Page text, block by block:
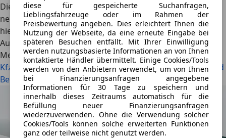
diese für gespeicherte Suchanfragen,
Lieblingsfahrzeuge oder im Rahmen der
Preisbewertung angeben. Dies erleichtert Ihnen die
Nutzung der Webseite, da eine erneute Eingabe bei
späteren Besuchen entfällt. Mit Ihrer Einwilligung
werden nutzungsbasierte Informationen an von Ihnen
kontaktierte Händler übermittelt. Einige Cookies/Tools
werden von den Anbietern verwendet, um von Ihnen
bei Finanzierungsanfragen angegebene
Informationen für 30 Tage zu speichern und
innerhalb dieses Zeitraums automatisch für die
Befüllung neuer Finanzierungsanfragen
wiederzuverwenden. Ohne die Verwendung solcher
Cookies/Tools können solche erweiterten Funktionen
ganz oder teilweise nicht genutzt werden.
Die Kfz-Steuer 2025 bringt wichtige Änderungen. Von
neuen CO₂-Grenzwerten bis zur digitalen Abwicklung –
hier steht alles Wissenswerte.
Autoscout24· 29.07.2025 ·14 Min. Lesezeit
Mehr lesen
Kfz-Steuerratgeber 2025: Die wichtigsten Änderungen und
Berechnungen im Überblick